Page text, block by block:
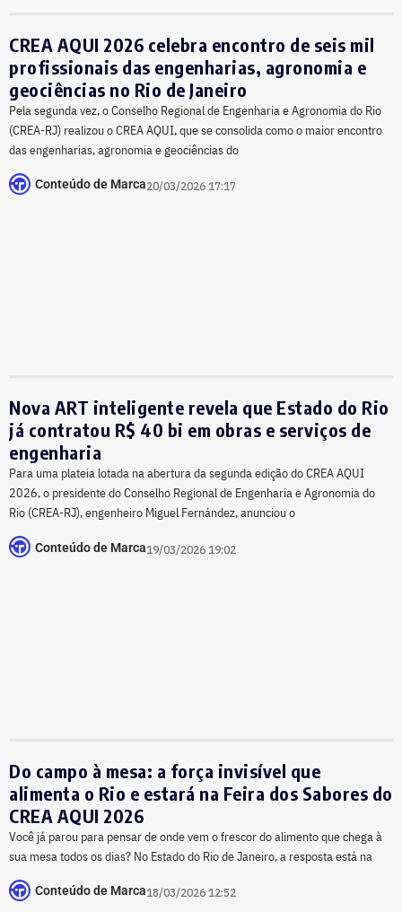
CREA AQUI 2026 celebra encontro de seis mil
profissionais das engenharias, agronomia e
geociências no Rio de Janeiro
Pela segunda vez, o Conselho Regional de Engenharia e Agronomia do Rio
(CREA-RJ) realizou o CREA AQUI, que se consolida como o maior encontro
das engenharias, agronomia e geociências do
Conteúdo de Marca20/03/2026 17:17
Nova ART inteligente revela que Estado do Rio
já contratou R$ 40 bi em obras e serviços de
engenharia
​Para uma plateia lotada na abertura da segunda edição do CREA AQUI
2026, o presidente do Conselho Regional de Engenharia e Agronomia do
Rio (CREA-RJ), engenheiro Miguel Fernández, anunciou o
Conteúdo de Marca19/03/2026 19:02
Do campo à mesa: a força invisível que
alimenta o Rio e estará na Feira dos Sabores do
CREA AQUI 2026
Você já parou para pensar de onde vem o frescor do alimento que chega à
sua mesa todos os dias? No Estado do Rio de Janeiro, a resposta está na
Conteúdo de Marca18/03/2026 12:52